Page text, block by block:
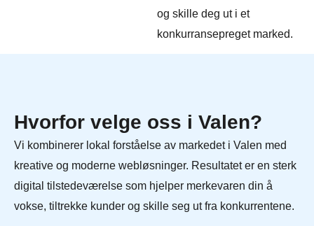
og skille deg ut i et
konkurransepreget marked.
Hvorfor velge oss i Valen?
Vi kombinerer lokal forståelse av markedet i Valen med
kreative og moderne webløsninger. Resultatet er en sterk
digital tilstedeværelse som hjelper merkevaren din å
vokse, tiltrekke kunder og skille seg ut fra konkurrentene.